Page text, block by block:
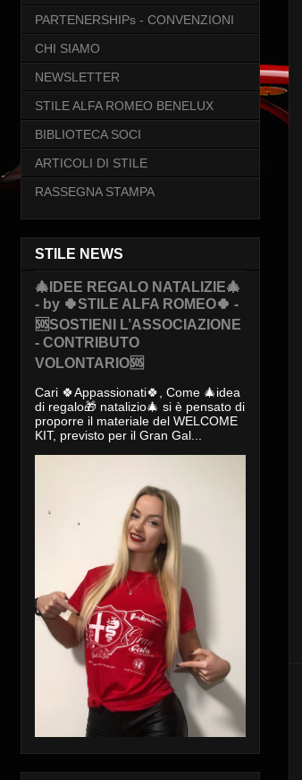
PARTENERSHIPs - CONVENZIONI
CHI SIAMO
NEWSLETTER
STILE ALFA ROMEO BENELUX
BIBLIOTECA SOCI
ARTICOLI DI STILE
RASSEGNA STAMPA
STILE NEWS
🎄IDEE REGALO NATALIZIE🎄
- by 🍀STILE ALFA ROMEO🍀 -
🆘SOSTIENI L’ASSOCIAZIONE
- CONTRIBUTO
VOLONTARIO🆘
Cari 🍀Appassionati🍀, Come 🎄idea
di regalo🎁 natalizio🎄 si è pensato di
proporre il materiale del WELCOME
KIT, previsto per il Gran Gal...